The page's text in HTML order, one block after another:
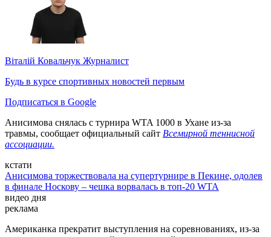
Віталій Ковальчук Журналист
Будь в курсе спортивных новостей первым
Подписаться в Google
Анисимова снялась с турнира WTA 1000 в Ухане из-за
травмы, сообщает официальный сайт Всемирной теннисной
ассоциации.
кстати
Анисимова торжествовала на супертурнире в Пекине, одолев
в финале Носкову – чешка ворвалась в топ-20 WTA
видео дня
реклама
Американка прекратит выступления на соревнованиях, из-за